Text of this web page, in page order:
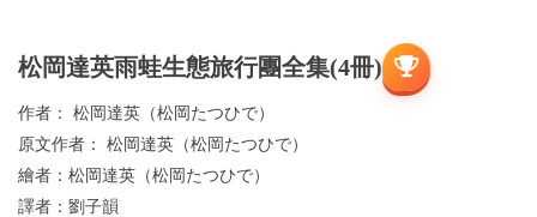
松岡達英雨蛙生態旅行團全集(4冊)
作者： 松岡達英（松岡たつひで）
原文作者： 松岡達英（松岡たつひで）
繪者： 松岡達英（松岡たつひで）
譯者： 劉子韻